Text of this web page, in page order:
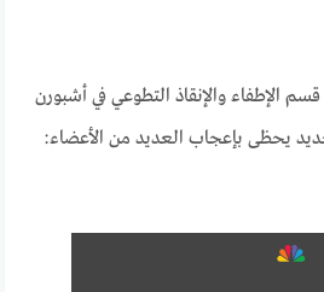
رحب قسم الإطفاء والإنقاذ التطوعي في أشبورن
يحظى بإعجاب العديد من الأعضاء: